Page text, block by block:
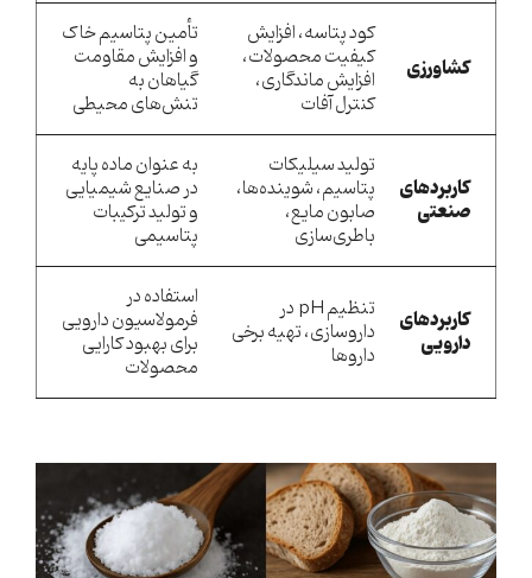
کشاورزی
کود پتاسه، افزایش
کیفیت محصولات،
افزایش ماندگاری،
کنترل آفات
تأمین پتاسیم خاک
و افزایش مقاومت
گیاهان به
تنش‌های محیطی
کاربردهای
صنعتی
تولید سیلیکات
پتاسیم، شوینده‌ها،
صابون مایع،
باطری‌سازی
به عنوان ماده پایه
در صنایع شیمیایی
و تولید ترکیبات
پتاسیمی
کاربردهای
دارویی
تنظیم pH در
داروسازی، تهیه برخی
داروها
استفاده در
فرمولاسیون دارویی
برای بهبود کارایی
محصولات